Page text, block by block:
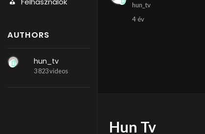
AUTHORS
hun_tv
3 823 videos
hun_tv
4 év
Hun Tv